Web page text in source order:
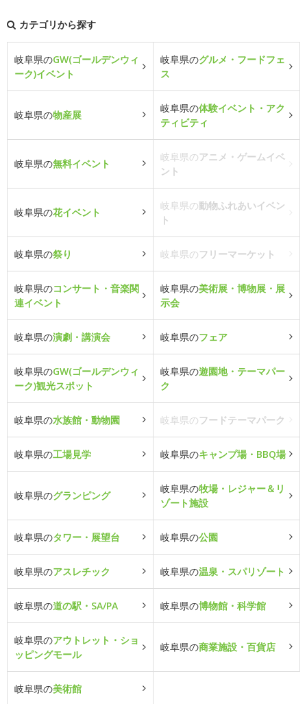
カテゴリから探す
岐阜県のGW(ゴールデンウィ
ーク)イベント
岐阜県のグルメ・フードフェ
ス
岐阜県の物産展
岐阜県の体験イベント・アク
ティビティ
岐阜県の無料イベント
岐阜県のアニメ・ゲームイベ
ント
岐阜県の花イベント
岐阜県の動物ふれあいイベン
ト
岐阜県の祭り 岐阜県のフリーマーケット
岐阜県のコンサート・音楽関
連イベント
岐阜県の美術展・博物展・展
示会
岐阜県の演劇・講演会 岐阜県のフェア
岐阜県のGW(ゴールデンウィ
ーク)観光スポット
岐阜県の遊園地・テーマパー
ク
岐阜県の水族館・動物園 岐阜県のフードテーマパーク
岐阜県の工場見学 岐阜県のキャンプ場・BBQ場
岐阜県のグランピング
岐阜県の牧場・レジャー＆リ
ゾート施設
岐阜県のタワー・展望台 岐阜県の公園
岐阜県のアスレチック 岐阜県の温泉・スパリゾート
岐阜県の道の駅・SA/PA 岐阜県の博物館・科学館
岐阜県のアウトレット・ショ
ッピングモール
岐阜県の商業施設・百貨店
岐阜県の美術館